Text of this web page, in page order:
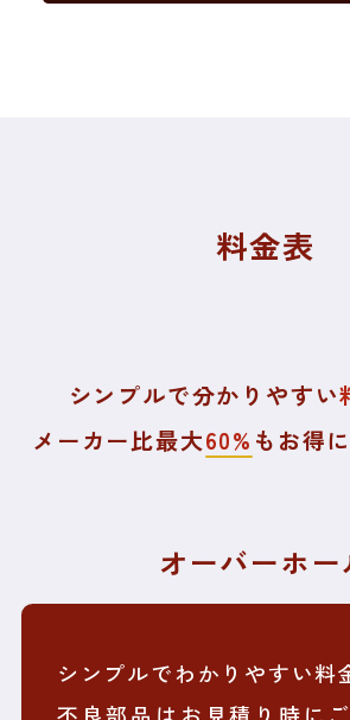
料金表
シンプルで分かりやすい
メーカー比最大60% もお得
オーバーホー
シンプルでわかりやすい料